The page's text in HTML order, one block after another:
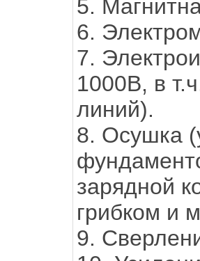
5.
6.
7.
1000В, в
линий).
8. Осушка
зарядной
грибком и
9.